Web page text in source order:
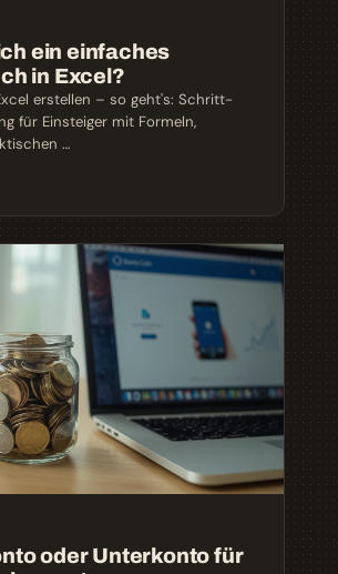
ein einfaches
in Excel?
erstellen – so geht's: Schritt-
für Einsteiger mit Formeln,
…
oder Unterkonto für